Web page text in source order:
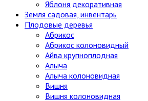
Яблоня декоративная
Земля садовая, инвентарь
Плодовые деревья
Абрикос
Абрикос колоновидный
Айва крупноплодная
Алыча
Алыча колоновидная
Вишня
Вишня колоновидная